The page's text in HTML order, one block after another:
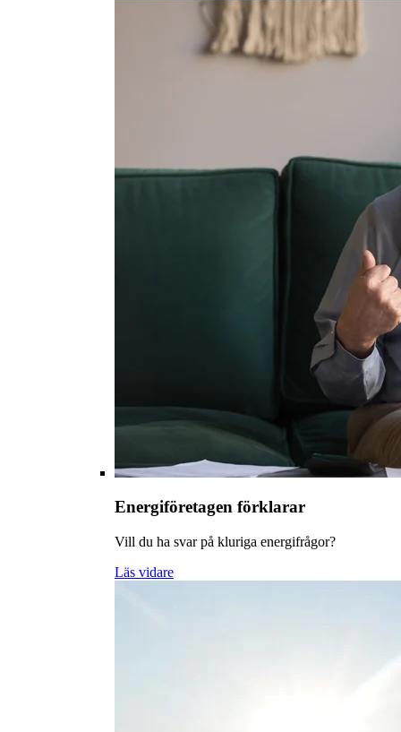
Energiföretagen förklarar
Vill du ha svar på kluriga energifrågor?
Läs vidare